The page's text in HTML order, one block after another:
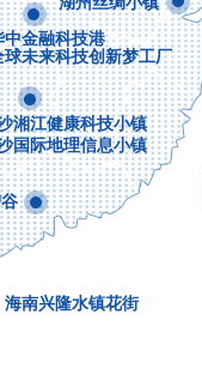
中金融科技港
球未来科技创新梦工厂
湘江健康科技小镇
国际地理信息小镇
海南兴隆水镇花街